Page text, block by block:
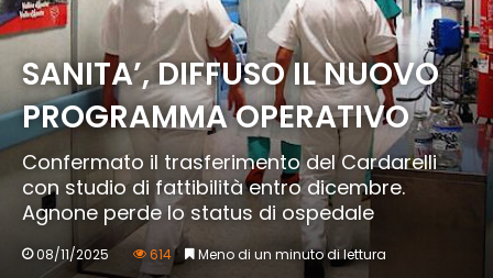
SANITA’, DIFFUSO IL NUOVO
PROGRAMMA OPERATIVO
Confermato il trasferimento del Cardarelli
con studio di fattibilità entro dicembre.
Agnone perde lo status di ospedale
08/11/2025 614 Meno di un minuto di lettura